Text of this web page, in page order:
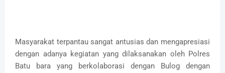
Masyarakat terpantau sangat antusias dan mengapresiasi
dengan adanya kegiatan yang dilaksanakan oleh Polres
Batu bara yang berkolaborasi dengan Bulog dengan